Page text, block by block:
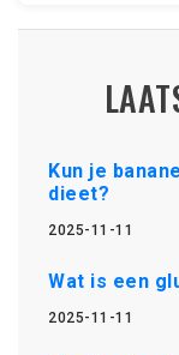
Kun je
dieet?
2025-11-11
Wat is een
2025-11-11